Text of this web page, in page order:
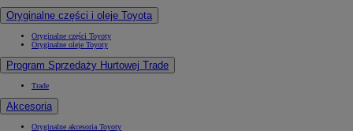
Oryginalne części i oleje Toyota
Oryginalne części Toyoty
Oryginalne oleje Toyoty
Program Sprzedaży Hurtowej Trade
Trade
Akcesoria
Oryginalne akcesoria Toyoty